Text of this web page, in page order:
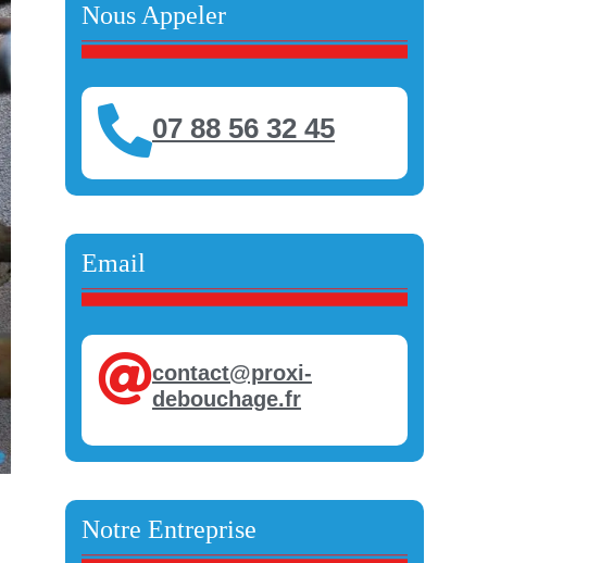
Nous Appeler
07 88 56 32 45
Email
contact@proxi-
debouchage.fr
Notre Entreprise